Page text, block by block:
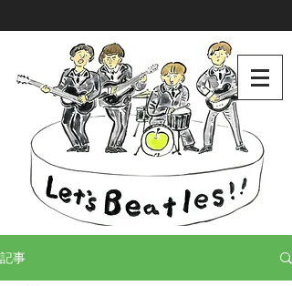
記事